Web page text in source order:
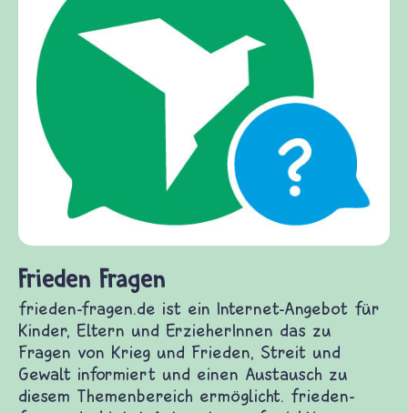
Frieden Fragen
frieden-fragen.de ist ein Internet-Angebot für
Kinder, Eltern und ErzieherInnen das zu
Fragen von Krieg und Frieden, Streit und
Gewalt informiert und einen Austausch zu
diesem Themenbereich ermöglicht. frieden-